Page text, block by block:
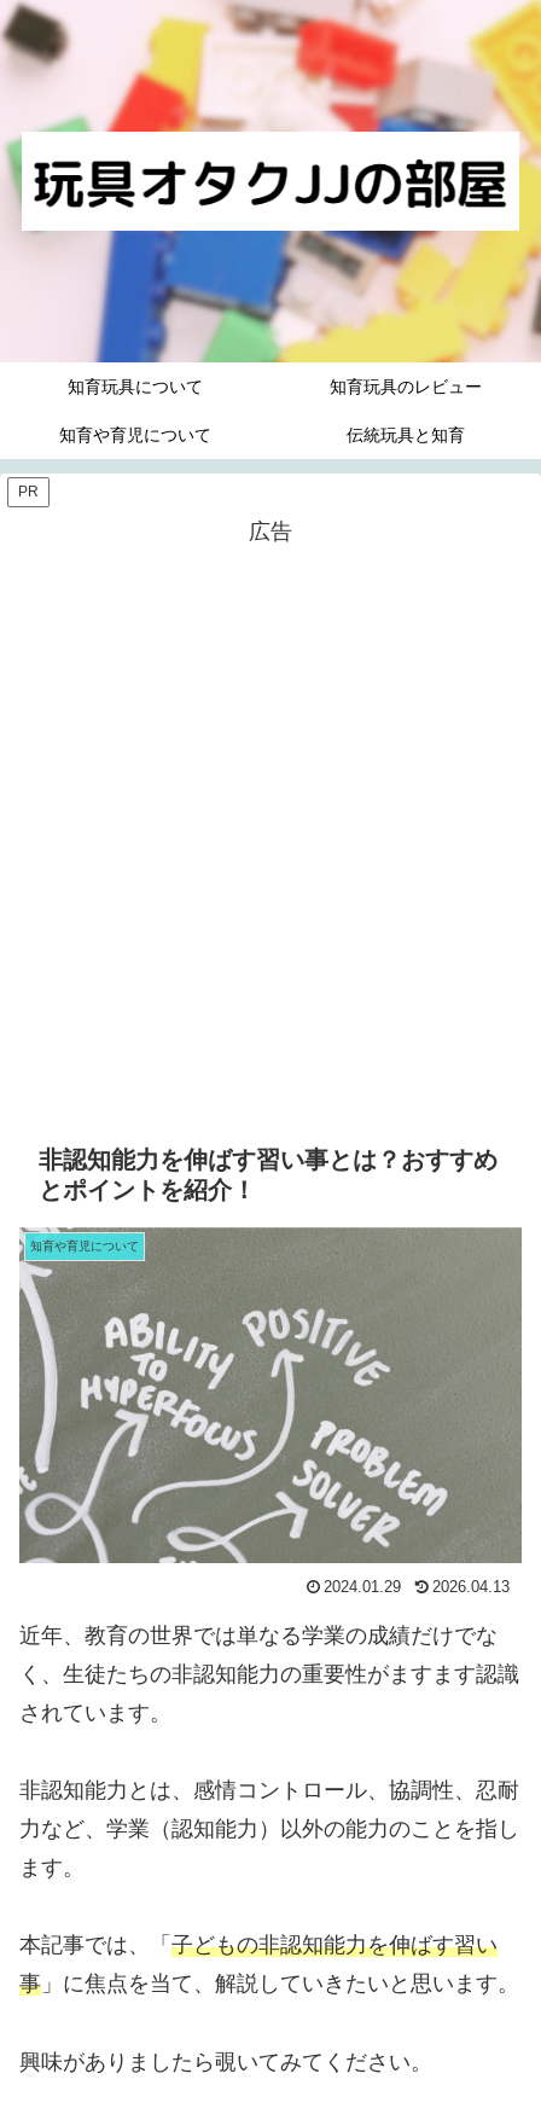
知育玩具について 知育玩具のレビュー
知育や育児について 伝統玩具と知育
PR
広告
非認知能力を伸ばす習い事とは？おすすめ
とポイントを紹介！
知育や育児について
2024.01.29 2026.04.13
近年、教育の世界では単なる学業の成績だけでな
く、生徒たちの非認知能力の重要性がますます認識
されています。
非認知能力とは、感情コントロール、協調性、忍耐
力など、学業（認知能力）以外の能力のことを指し
ます。
本記事では、「 子どもの非認知能力を伸ばす習い
事 」に焦点を当て、解説していきたいと思います。
興味がありましたら覗いてみてください。